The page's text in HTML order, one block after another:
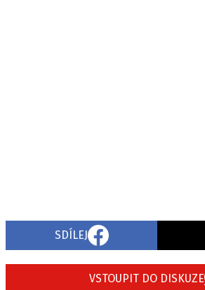
SDÍLEJ
VSTOUPIT DO DISKUZE